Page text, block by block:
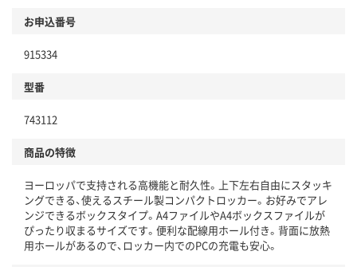
お申込番号
915334
型番
743112
商品の特徴
ヨーロッパで支持される高機能と耐久性。上下左右自由にスタッキ
ングできる、使えるスチール製コンパクトロッカー。お好みでアレ
ンジできるボックスタイプ。A4ファイルやA4ボックスファイルが
ぴったり収まるサイズです。便利な配線用ホール付き。背面に放熱
用ホールがあるので、ロッカー内でのPCの充電も安心。